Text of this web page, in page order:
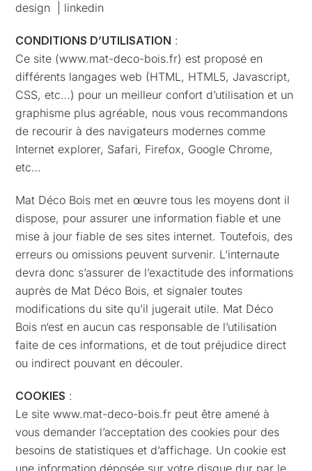
design | linkedin
CONDITIONS D’UTILISATION :
Ce site (www.mat-deco-bois.fr) est proposé en
différents langages web (HTML, HTML5, Javascript,
CSS, etc…) pour un meilleur confort d’utilisation et un
graphisme plus agréable, nous vous recommandons
de recourir à des navigateurs modernes comme
Internet explorer, Safari, Firefox, Google Chrome,
etc…
Mat Déco Bois met en œuvre tous les moyens dont il
dispose, pour assurer une information fiable et une
mise à jour fiable de ses sites internet. Toutefois, des
erreurs ou omissions peuvent survenir. L’internaute
devra donc s’assurer de l’exactitude des informations
auprès de Mat Déco Bois, et signaler toutes
modifications du site qu’il jugerait utile. Mat Déco
Bois n‘est en aucun cas responsable de l’utilisation
faite de ces informations, et de tout préjudice direct
ou indirect pouvant en découler.
COOKIES :
Le site www.mat-deco-bois.fr peut être amené à
vous demander l’acceptation des cookies pour des
besoins de statistiques et d’affichage. Un cookie est
une information déposée sur votre disque dur par le